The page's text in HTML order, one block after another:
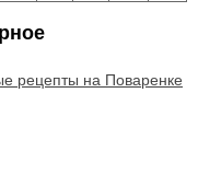
рецепты на Поваренке